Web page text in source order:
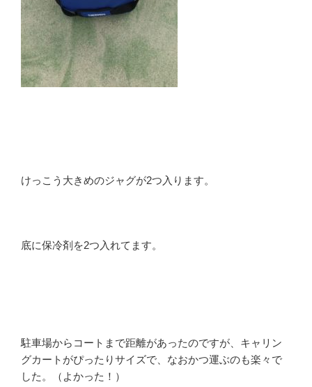
けっこう大きめのジャグが2つ入ります。
底に保冷剤を2つ入れてます。
駐車場からコートまで距離があったのですが、キャリン
グカートがぴったりサイズで、なおかつ運ぶのも楽々で
した。（よかった！）